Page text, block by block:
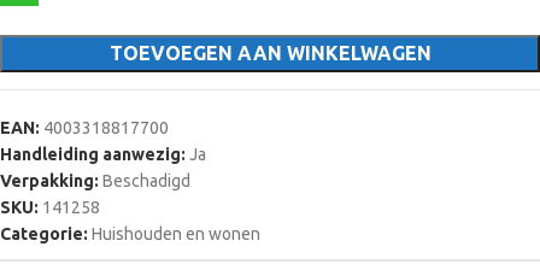
TOEVOEGEN AAN WINKELWAGEN
EAN: 4003318817700
Handleiding aanwezig: Ja
Verpakking: Beschadigd
SKU: 141258
Categorie: Huishouden en wonen